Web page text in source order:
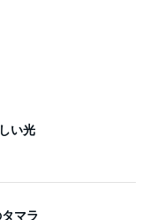
い光
マラ